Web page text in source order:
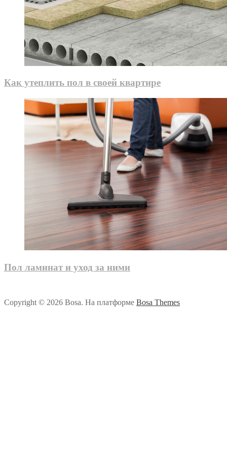
Как утеплить пол в своей квартире
Пол ламинат и уход за ними
Copyright © 2026 Bosa. На платформе Bosa Themes